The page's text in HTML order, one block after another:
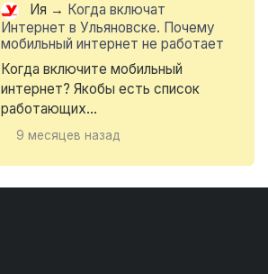
Ия → Когда включат
Интернет в Ульяновске. Почему
мобильный интернет не работает
Когда включите мобильный
интернет? Якобы есть список
работающих...
9 месяцев назад